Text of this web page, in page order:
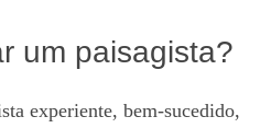
um paisagista?
experiente, bem-sucedido,